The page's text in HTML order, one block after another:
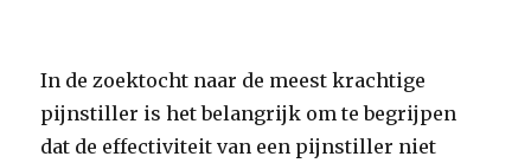
In de zoektocht naar de meest krachtige
pijnstiller is het belangrijk om te begrijpen
dat de effectiviteit van een pijnstiller niet